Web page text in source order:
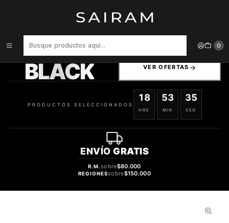
0
Perfume Beas Amazing Vanille Clon Extraordinaire Orchidee Vanille
Can Cliff Mujer Edp 100 ml Tester
BLACK VER OFERTAS
PRODUCTOS SELECCIONADOS
18
HRS
:
53
MIN
:
34
SEG
ENVÍO GRATIS
R.M.sobre$80.000
REGIONESsobre$150.000